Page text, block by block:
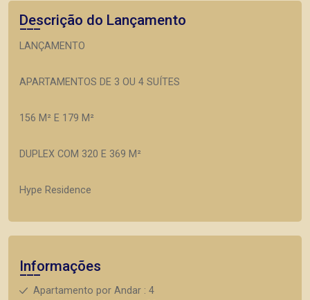
Descrição do Lançamento
LANÇAMENTO
APARTAMENTOS DE 3 OU 4 SUÍTES
156 M² E 179 M²
DUPLEX COM 320 E 369 M²
Hype Residence
Informações
Apartamento por Andar : 4